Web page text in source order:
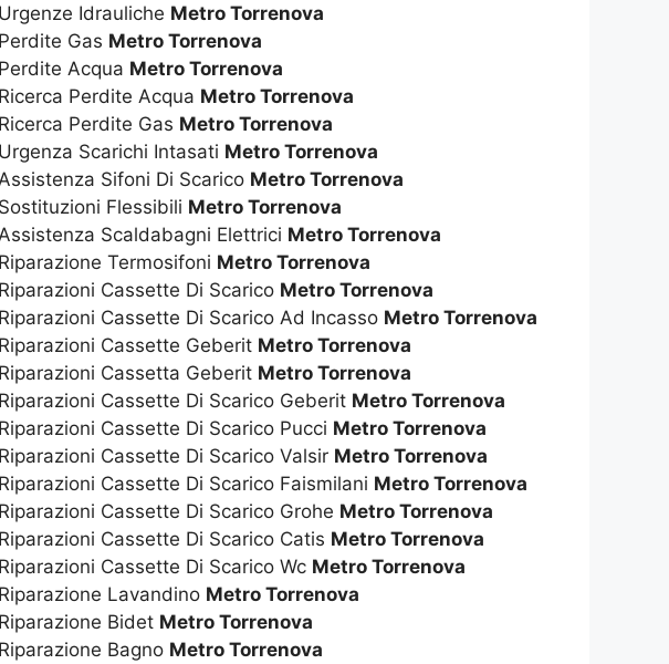
Urgenze Idrauliche Metro Torrenova
Perdite Gas Metro Torrenova
Perdite Acqua Metro Torrenova
Ricerca Perdite Acqua Metro Torrenova
Ricerca Perdite Gas Metro Torrenova
Urgenza Scarichi Intasati Metro Torrenova
Assistenza Sifoni Di Scarico Metro Torrenova
Sostituzioni Flessibili Metro Torrenova
Assistenza Scaldabagni Elettrici Metro Torrenova
Riparazione Termosifoni Metro Torrenova
Riparazioni Cassette Di Scarico Metro Torrenova
Riparazioni Cassette Di Scarico Ad Incasso Metro Torrenova
Riparazioni Cassette Geberit Metro Torrenova
Riparazioni Cassetta Geberit Metro Torrenova
Riparazioni Cassette Di Scarico Geberit Metro Torrenova
Riparazioni Cassette Di Scarico Pucci Metro Torrenova
Riparazioni Cassette Di Scarico Valsir Metro Torrenova
Riparazioni Cassette Di Scarico Faismilani Metro Torrenova
Riparazioni Cassette Di Scarico Grohe Metro Torrenova
Riparazioni Cassette Di Scarico Catis Metro Torrenova
Riparazioni Cassette Di Scarico Wc Metro Torrenova
Riparazione Lavandino Metro Torrenova
Riparazione Bidet Metro Torrenova
Riparazione Bagno Metro Torrenova